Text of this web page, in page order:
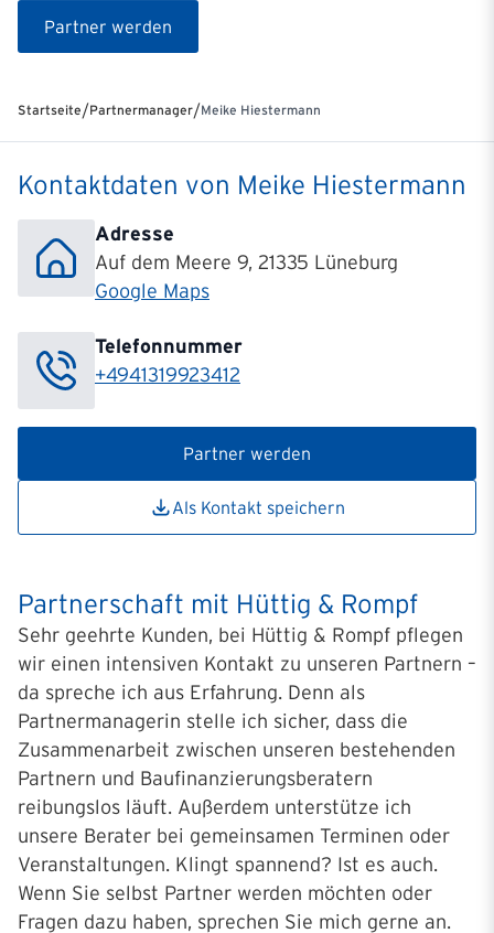
Partner werden
Startseite/Partnermanager/Meike Hiestermann
Kontaktdaten von Meike Hiestermann
Adresse
Auf dem Meere 9, 21335 Lüneburg
Google Maps
Telefonnummer
+4941319923412
Partner werden
Als Kontakt speichern
Partnerschaft mit Hüttig & Rompf
Sehr geehrte Kunden, bei Hüttig & Rompf pflegen
wir einen intensiven Kontakt zu unseren Partnern –
da spreche ich aus Erfahrung. Denn als
Partnermanagerin stelle ich sicher, dass die
Zusammenarbeit zwischen unseren bestehenden
Partnern und Baufinanzierungsberatern
reibungslos läuft. Außerdem unterstütze ich
unsere Berater bei gemeinsamen Terminen oder
Veranstaltungen. Klingt spannend? Ist es auch.
Wenn Sie selbst Partner werden möchten oder
Fragen dazu haben, sprechen Sie mich gerne an.